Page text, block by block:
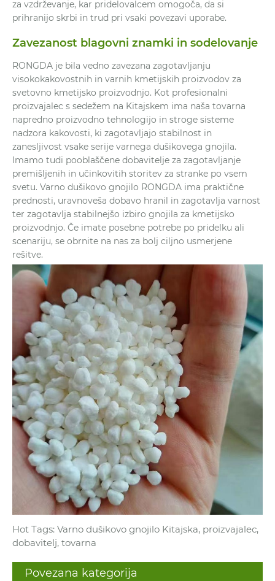
za vzdrževanje, kar pridelovalcem omogoča, da si
prihranijo skrbi in trud pri vsaki povezavi uporabe.
Zavezanost blagovni znamki in sodelovanje
RONGDA je bila vedno zavezana zagotavljanju
visokokakovostnih in varnih kmetijskih proizvodov za
svetovno kmetijsko proizvodnjo. Kot profesionalni
proizvajalec s sedežem na Kitajskem ima naša tovarna
napredno proizvodno tehnologijo in stroge sisteme
nadzora kakovosti, ki zagotavljajo stabilnost in
zanesljivost vsake serije varnega dušikovega gnojila.
Imamo tudi pooblaščene dobavitelje za zagotavljanje
premišljenih in učinkovitih storitev za stranke po vsem
svetu. Varno dušikovo gnojilo RONGDA ima praktične
prednosti, uravnoveša dobavo hranil in zagotavlja varnost
ter zagotavlja stabilnejšo izbiro gnojila za kmetijsko
proizvodnjo. Če imate posebne potrebe po pridelku ali
scenariju, se obrnite na nas za bolj ciljno usmerjene
rešitve.
Hot Tags: Varno dušikovo gnojilo Kitajska, proizvajalec,
dobavitelj, tovarna
Povezana kategorija